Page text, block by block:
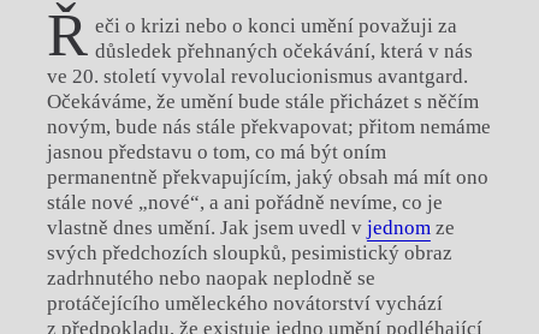
Ř eči o krizi nebo o konci umění považuji za
důsledek přehnaných očekávání, která v nás
ve 20. století vyvolal revolucionismus avantgard.
Očekáváme, že umění bude stále přicházet s něčím
novým, bude nás stále překvapovat; přitom nemáme
jasnou představu o tom, co má být oním
permanentně překvapujícím, jaký obsah má mít ono
stále nové „nové“, a ani pořádně nevíme, co je
vlastně dnes umění. Jak jsem uvedl v jednom ze
svých předchozích sloupků, pesimistický obraz
zadrhnutého nebo naopak neplodně se
protáčejícího uměleckého novátorství vychází
z předpokladu, že existuje jedno umění podléhající